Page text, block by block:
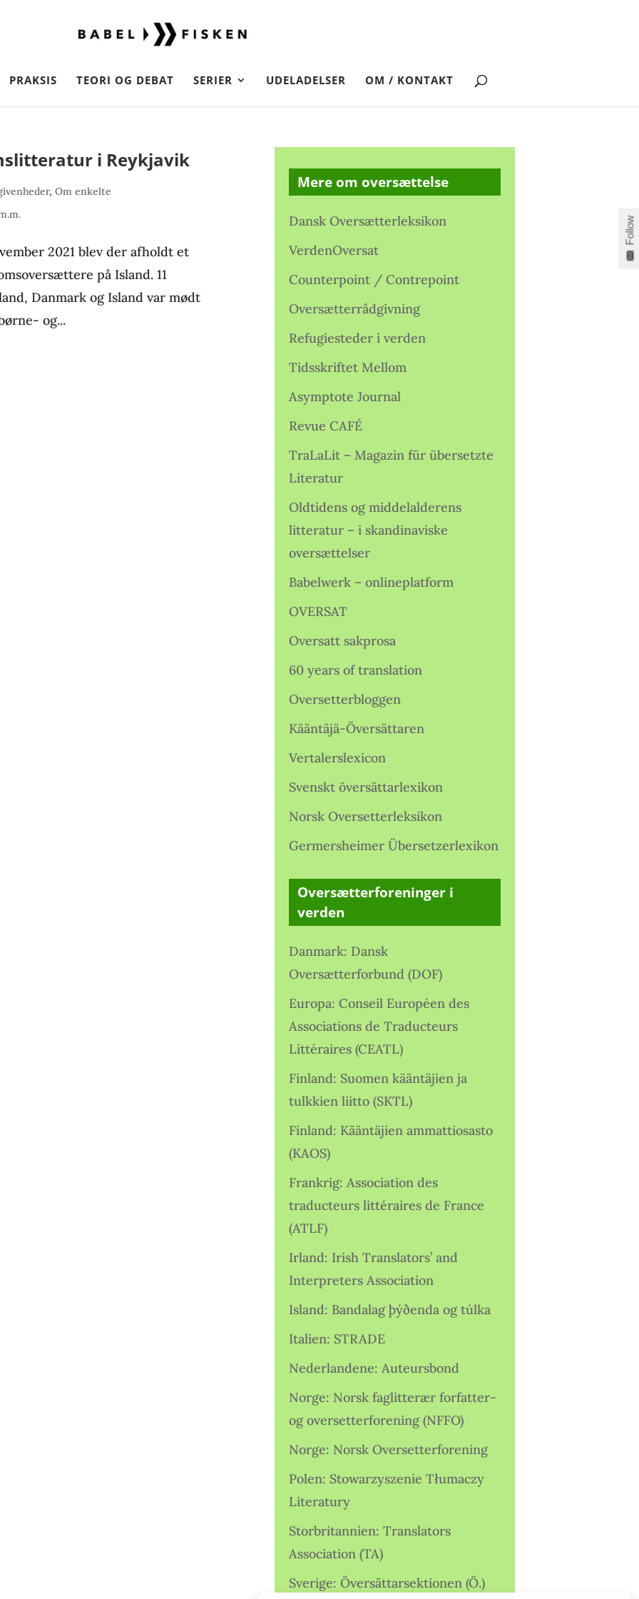
PRAKSIS TEORI OG DEBAT SERIER UDELADELSER OM / KONTAKT
i Reykjavik
,Om enkelte
2021 blev der afholdt et
på Island. 11
Danmark og Island var mødt
og...
Mere om oversættelse
Dansk Oversætterleksikon
VerdenOversat
Counterpoint / Contrepoint
Oversætterrådgivning
Refugiesteder i verden
Tidsskriftet Mellom
Asymptote Journal
Revue CAFÉ
TraLaLit – Magazin für übersetzte
Literatur
Oldtidens og middelalderens
litteratur – i skandinaviske
oversættelser
Babelwerk – onlineplatform
OVERSAT
Oversatt sakprosa
60 years of translation
Oversetterbloggen
Kääntäjä-Översättaren
Vertalerslexicon
Svenskt översättarlexikon
Norsk Oversetterleksikon
Germersheimer Übersetzerlexikon
Oversætterforeninger i
verden
Danmark: Dansk
Oversætterforbund (DOF)
Europa: Conseil Européen des
Associations de Traducteurs
Littéraires (CEATL)
Finland: Suomen kääntäjien ja
tulkkien liitto (SKTL)
Finland: Kääntäjien ammattiosasto
(KAOS)
Frankrig: Association des
traducteurs littéraires de France
(ATLF)
Irland: Irish Translators’ and
Interpreters Association
Island: Bandalag þýðenda og túlka
Italien: STRADE
Nederlandene: Auteursbond
Norge: Norsk faglitterær forfatter-
og oversetterforening (NFFO)
Norge: Norsk Oversetterforening
Polen: Stowarzyszenie Tłumaczy
Literatury
Storbritannien: Translators
Association (TA)
Sverige: Översättarsektionen (Ö.)
Follow